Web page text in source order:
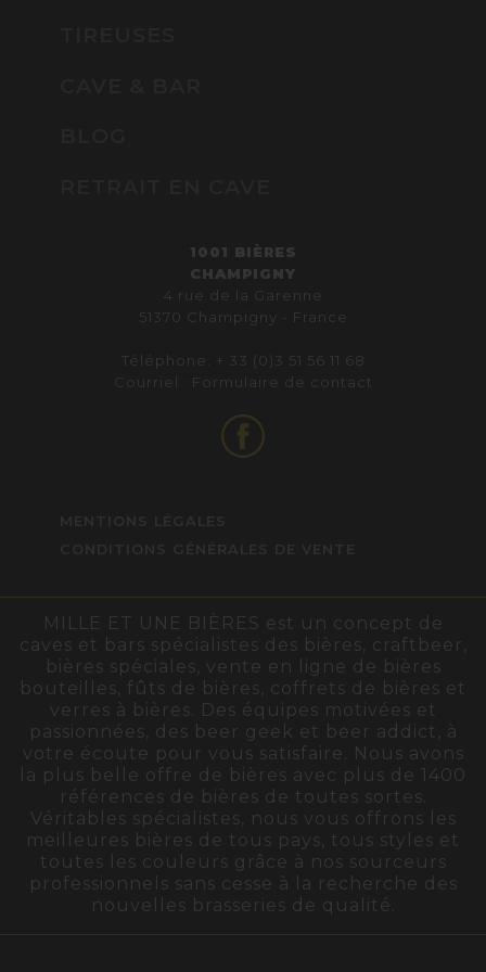
1001 BIÈRES
CHAMPIGNY
4 rue de la Garenne
51370 Champigny - France
Téléphone: + 33 (0)3 51 56 11 68
Courriel : Formulaire de contact
MILLE ET UNE BIÈRES est un concept de
caves et bars spécialistes des bières, craftbeer,
bières spéciales, vente en ligne de bières
bouteilles, fûts de bières, coffrets de bières et
verres à bières. Des équipes motivées et
passionnées, des beer geek et beer addict, à
votre écoute pour vous satisfaire. Nous avons
la plus belle offre de bières avec plus de 1400
références de bières de toutes sortes.
Véritables spécialistes, nous vous offrons les
meilleures bières de tous pays, tous styles et
toutes les couleurs grâce à nos sourceurs
professionnels sans cesse à la recherche des
nouvelles brasseries de qualité.